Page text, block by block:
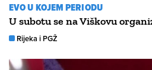
EVO U KOJEM PERIODU
U subotu se na Viškovu
Rijeka i PGŽ